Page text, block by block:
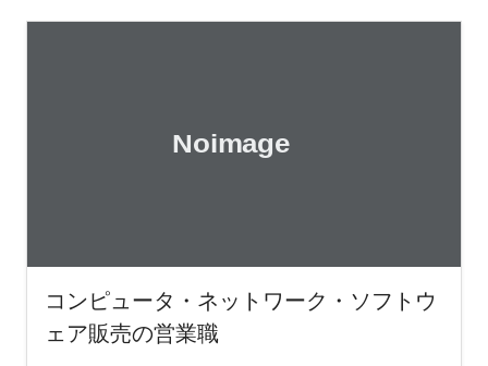
コンピュータ・ネットワーク・ソフトウ
ェア販売の営業職